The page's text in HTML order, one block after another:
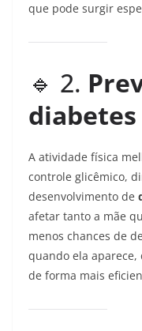
que pode surgir
🔹 2.
A atividade física
controle glicêmico,
desenvolvimento de
afetar tanto a mãe
menos chances de
quando ela aparece,
de forma mais